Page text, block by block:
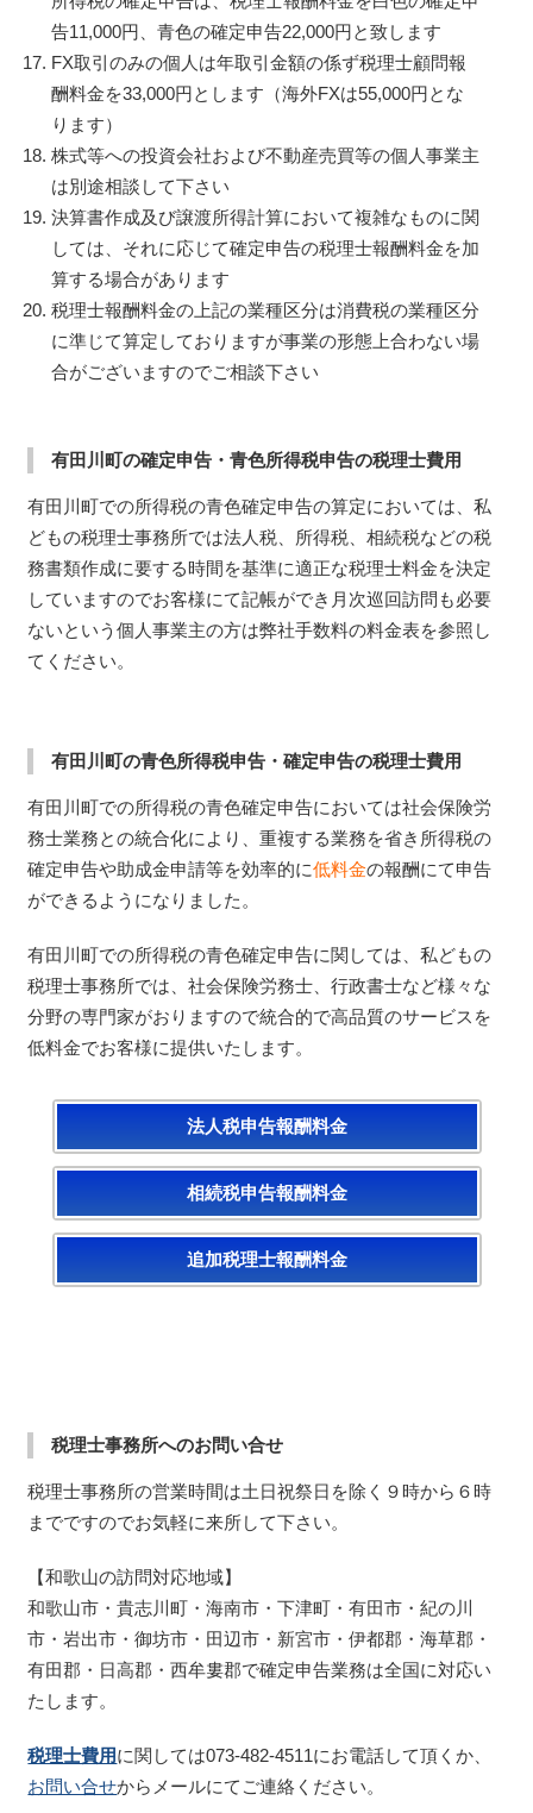
告11,000円、青色の確定申告22,000円と致します
FX取引のみの個人は年取引金額の係ず税理士顧問報
酬料金を33,000円とします（海外FXは55,000円とな
ります）
株式等への投資会社および不動産売買等の個人事業主
は別途相談して下さい
決算書作成及び譲渡所得計算において複雑なものに関
しては、それに応じて確定申告の税理士報酬料金を加
算する場合があります
税理士報酬料金の上記の業種区分は消費税の業種区分
に準じて算定しておりますが事業の形態上合わない場
合がございますのでご相談下さい
有田川町の確定申告・青色所得税申告の税理士費用
有田川町での所得税の青色確定申告の算定においては、私
どもの税理士事務所では法人税、所得税、相続税などの税
務書類作成に要する時間を基準に適正な税理士料金を決定
していますのでお客様にて記帳ができ月次巡回訪問も必要
ないという個人事業主の方は弊社手数料の料金表を参照し
てください。
有田川町の青色所得税申告・確定申告の税理士費用
有田川町での所得税の青色確定申告においては社会保険労
務士業務との統合化により、重複する業務を省き所得税の
確定申告や助成金申請等を効率的に低料金の報酬にて申告
ができるようになりました。
有田川町での所得税の青色確定申告に関しては、私どもの
税理士事務所では、社会保険労務士、行政書士など様々な
分野の専門家がおりますので統合的で高品質のサービスを
低料金でお客様に提供いたします。
法人税申告報酬料金
相続税申告報酬料金
追加税理士報酬料金
税理士事務所へのお問い合せ
税理士事務所の営業時間は土日祝祭日を除く９時から６時
までですのでお気軽に来所して下さい。
【和歌山の訪問対応地域】
和歌山市・貴志川町・海南市・下津町・有田市・紀の川
市・岩出市・御坊市・田辺市・新宮市・伊都郡・海草郡・
有田郡・日高郡・西牟婁郡で確定申告業務は全国に対応い
たします。
税理士費用に関しては073-482-4511にお電話して頂くか、
お問い合せからメールにてご連絡ください。